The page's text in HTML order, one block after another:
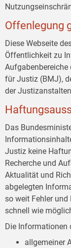
Offenlegung
Diese Webseite
Öffentlichkeit zu
für Justiz (BMJ),
der
Das
Justiz keine
Recherche und
Aktualität und
abgelegten
so weit Fehler und
schnell wie
Die Informationen
allgemeiner